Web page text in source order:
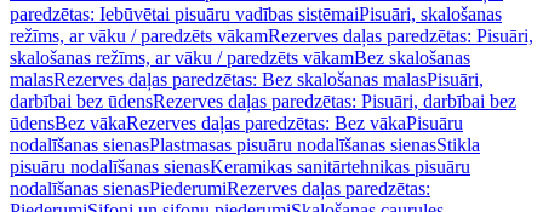
paredzētas: Iebūvētai pisuāru vadības sistēmaiPisuāri, skalošanas
režīms, ar vāku / paredzēts vākamRezerves daļas paredzētas: Pisuāri,
skalošanas režīms, ar vāku / paredzēts vākamBez skalošanas
malasRezerves daļas paredzētas: Bez skalošanas malasPisuāri,
darbībai bez ūdensRezerves daļas paredzētas: Pisuāri, darbībai bez
ūdensBez vākaRezerves daļas paredzētas: Bez vākaPisuāru
nodalīšanas sienasPlastmasas pisuāru nodalīšanas sienasStikla
pisuāru nodalīšanas sienasKeramikas sanitārtehnikas pisuāru
nodalīšanas sienasPiederumiRezerves daļas paredzētas: